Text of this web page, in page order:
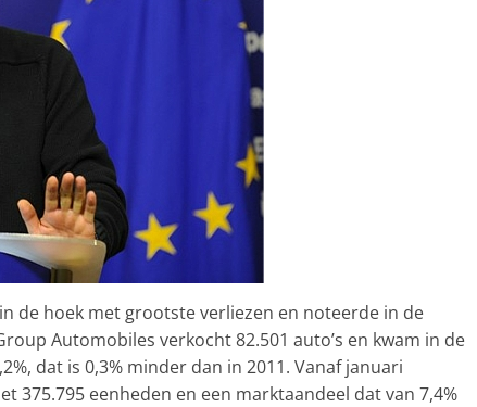
de hoek met grootste verliezen en noteerde in de
Automobiles verkocht 82.501 auto’s en kwam in de
dat is 0,3% minder dan in 2011. Vanaf januari
375.795 eenheden en een marktaandeel dat van 7,4%